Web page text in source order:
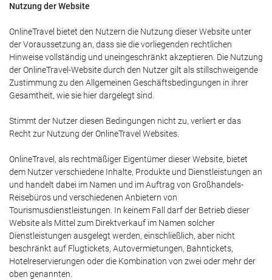
Nutzung der Website
OnlineTravel bietet den Nutzern die Nutzung dieser Website unter
der Voraussetzung an, dass sie die vorliegenden rechtlichen
Hinweise vollständig und uneingeschränkt akzeptieren. Die Nutzung
der OnlineTravel-Website durch den Nutzer gilt als stillschweigende
Zustimmung zu den Allgemeinen Geschäftsbedingungen in ihrer
Gesamtheit, wie sie hier dargelegt sind.
Stimmt der Nutzer diesen Bedingungen nicht zu, verliert er das
Recht zur Nutzung der OnlineTravel Websites.
OnlineTravel, als rechtmäßiger Eigentümer dieser Website, bietet
dem Nutzer verschiedene Inhalte, Produkte und Dienstleistungen an
und handelt dabei im Namen und im Auftrag von Großhandels-
Reisebüros und verschiedenen Anbietern von
Tourismusdienstleistungen. In keinem Fall darf der Betrieb dieser
Website als Mittel zum Direktverkauf im Namen solcher
Dienstleistungen ausgelegt werden, einschließlich, aber nicht
beschränkt auf Flugtickets, Autovermietungen, Bahntickets,
Hotelreservierungen oder die Kombination von zwei oder mehr der
oben genannten.